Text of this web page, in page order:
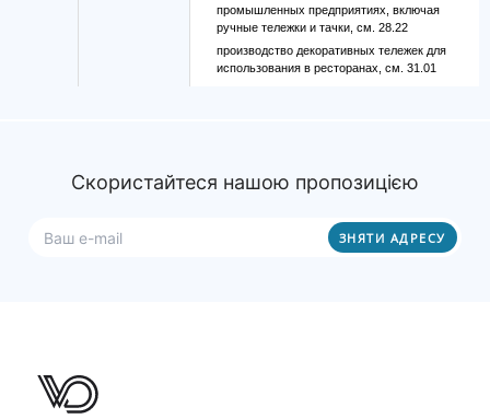
промышленных предприятиях, включая
ручные тележки и тачки, см. 28.22
производство декоративных тележек для
использования в ресторанах, см. 31.01
Скористайтеся нашою пропозицією